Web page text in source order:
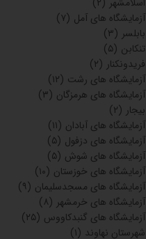
آزمایشگاه های آمل (۷)
بابلسر (۳)
تنکابن (۵)
فریدونکنار (۲)
آزمایشگاه های رشت (۱۲)
آزمایشگاه های هرمزگان (۳)
بیجار (۲)
آزمایشگاه های آبادان (۱۱)
آزمایشگاه های دزفول (۵)
آزمایشگاه های شوش (۵)
آزمایشگاه های خوزستان (۱۰)
آزمایشگاه های مسجدسلیمان (۹)
آزمایشگاه های خرمشهر (۸)
آزمایشگاه های گنبدکاووس (۲۵)
شهرستان نهاوند (۱)